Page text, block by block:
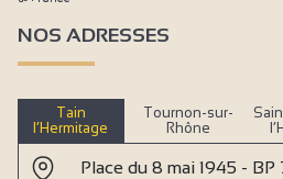
NOS ADRESSES
Tain
l’Hermitage
Tournon-sur-
Rhône
Place du 8 mai 1945 -